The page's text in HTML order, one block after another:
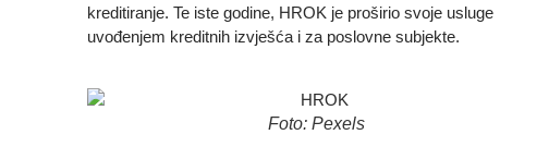
kreditiranje. Te iste godine, HROK je proširio svoje usluge
uvođenjem kreditnih izvješća i za poslovne subjekte.
Foto: Pexels